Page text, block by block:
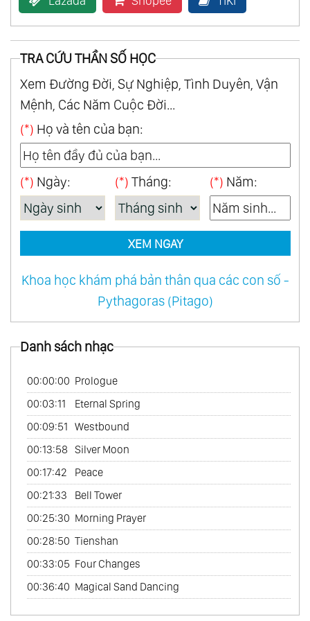
39.Cổ Xưa - Ancient
40.Con Đường Tơ Lụa - Best Of Silk Road
41.Hành Trình Thiêng Liêng Của Ku-Kai -
Sacred Journey Of Ku-Kai Vol.1
42.Hành Trình Thiêng Liêng Của Ku-Kai -
Sacred Journey Of Ku-Kai Vol.2
43.Hành Trình Thiêng Liêng Của Ku-Kai -
Sacred Journey Of Ku-Kai Vol.3
44.Hành Trình Thiêng Liêng Của Ku-Kai -
Sacred Journey Of Ku-Kai Vol.4
46.Vườn Tâm Linh - Spiritual Garden
Kitaro Chủ Lực - The Essential Kitaro
49.Sống Ở Mỹ - Live In America
50.Hành Trình Xa Xưa - An Ancient Journey
Vol.1
51.Hành Trình Xa Xưa - An Ancient Journey
Vol.2
52.Cafe Châu Á - Asian Cafe
53.Ấn Tượng Về Hồ Tây - Impressions Of The
West Lake
54.Đề Cử Giải Grammy - Grammy Nominated
55.Nhạc Phẩm Hay Nhất Của Kitaro - Best Of
Kitaro Vol.1
56.Nhạc Phẩm Hay Nhất Của Kitaro - Best Of
TRA CỨU THẦN SỐ HỌC
Xem Đường Đời, Sự Nghiệp, Tình Duyên, Vận
Mệnh, Các Năm Cuộc Đời...
(*) Họ và tên của bạn:
(*) Ngày: (*) Tháng: (*) Năm:
XEM NGAY
Khoa học khám phá bản thân qua các con số -
Pythagoras (Pitago)
Danh sách nhạc
00:00:00 Prologue
00:03:11
Eternal Spring
00:09:51 Westbound
00:13:58 Silver Moon
00:17:42
Peace
00:21:33
Bell Tower
00:25:30 Morning Prayer
00:28:50 Tienshan
00:33:05 Four Changes
00:36:40 Magical Sand Dancing